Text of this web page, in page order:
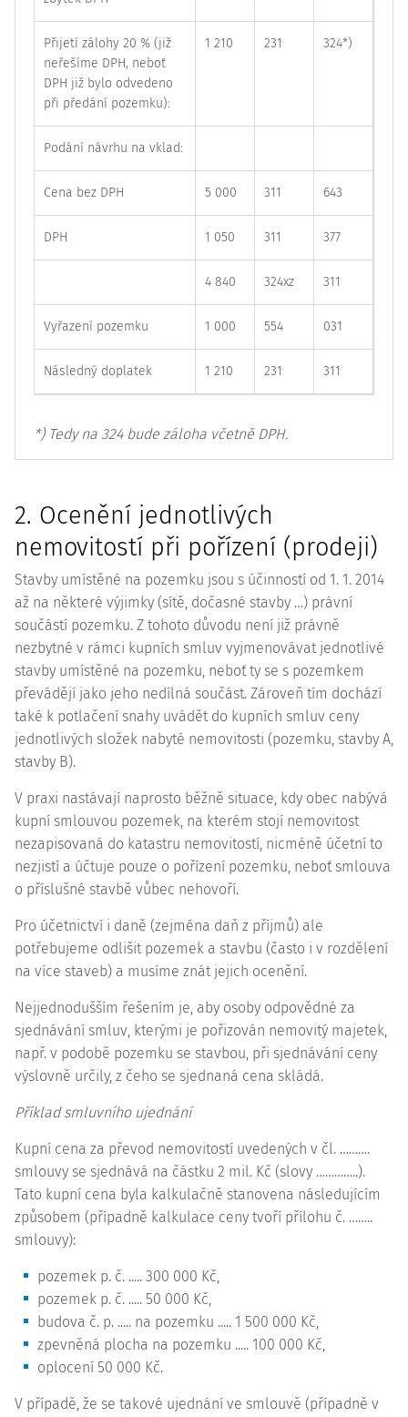
Přijetí zálohy 20 % (již
neřešíme DPH, neboť
DPH již bylo odvedeno
při předání pozemku):
1 210 231 324*)
Podání návrhu na vklad:
Cena bez DPH 5 000 311 643
DPH 1 050 311 377
4 840 324xz 311
Vyřazení pozemku 1 000 554 031
Následný doplatek 1 210 231 311
*) Tedy na 324 bude záloha včetně DPH.
2. Ocenění jednotlivých
nemovitostí při pořízení (prodeji)
Stavby umístěné na pozemku jsou s účinností od 1. 1. 2014
až na některé výjimky (sítě, dočasné stavby …) právní
součástí pozemku. Z tohoto důvodu není již právně
nezbytné v rámci kupních smluv vyjmenovávat jednotlivé
stavby umístěné na pozemku, neboť ty se s pozemkem
převádějí jako jeho nedílná součást. Zároveň tím dochází
také k potlačení snahy uvádět do kupních smluv ceny
jednotlivých složek nabyté nemovitosti (pozemku, stavby A,
stavby B).
V praxi nastávají naprosto běžně situace, kdy obec nabývá
kupní smlouvou pozemek, na kterém stojí nemovitost
nezapisovaná do katastru nemovitostí, nicméně účetní to
nezjistí a účtuje pouze o pořízení pozemku, neboť smlouva
o příslušné stavbě vůbec nehovoří.
Pro účetnictví i daně (zejména daň z příjmů) ale
potřebujeme odlišit pozemek a stavbu (často i v rozdělení
na více staveb) a musíme znát jejich ocenění.
Nejjednodušším řešením je, aby osoby odpovědné za
sjednávání smluv, kterými je pořizován nemovitý majetek,
např. v podobě pozemku se stavbou, při sjednávání ceny
výslovně určily, z čeho se sjednaná cena skládá.
Příklad smluvního ujednání
Kupní cena za převod nemovitostí uvedených v čl. ……….
smlouvy se sjednává na částku 2 mil. Kč (slovy …………..).
Tato kupní cena byla kalkulačně stanovena následujícím
způsobem (případně kalkulace ceny tvoří přílohu č. ……..
smlouvy):
pozemek p. č. ..... 300 000 Kč,
pozemek p. č. ..... 50 000 Kč,
budova č. p. ..... na pozemku ..... 1 500 000 Kč,
zpevněná plocha na pozemku ..... 100 000 Kč,
oplocení 50 000 Kč.
V případě, že se takové ujednání ve smlouvě (případně v